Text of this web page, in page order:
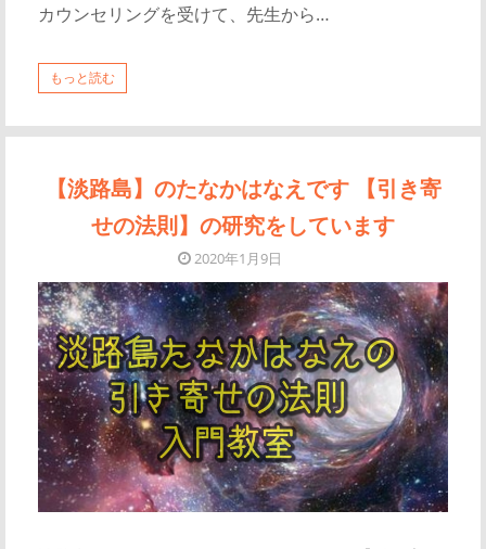
カウンセリングを受けて、先生から…
もっと読む
【淡路島】のたなかはなえです 【引き寄
せの法則】の研究をしています
2020年1月9日